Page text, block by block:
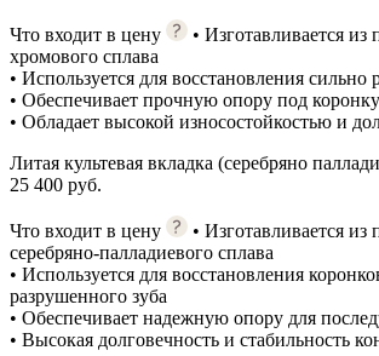
Что входит в цену
• Изготавливается из
хромового сплава
• Используется для восстановления сильно
• Обеспечивает прочную опору под коронку
• Обладает высокой износостойкостью и
Литая культевая вкладка (серебряно
25 400 руб.
Что входит в цену
• Изготавливается из
серебряно-палладиевого сплава
• Используется для восстановления
разрушенного зуба
• Обеспечивает надежную опору для
• Высокая долговечность и стабильность